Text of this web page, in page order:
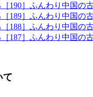
190］ふんわり中国の
189］ふんわり中国の
188］ふんわり中国の
187］ふんわり中国の
て